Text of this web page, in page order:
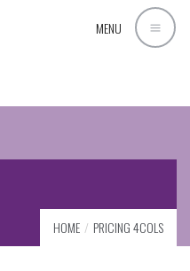
MENU
HOME PRICING 4COLS